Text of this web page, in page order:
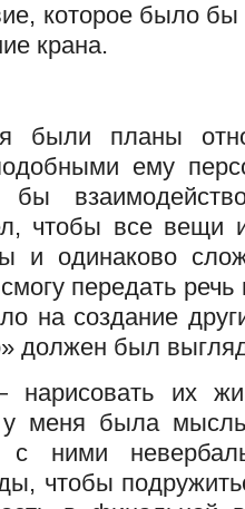
которое было
крана.
были планы
ему
чтобы все вещи
и одинаково
передать
на создание
должен был
нарисовать их
меня была мысль
с ними
чтобы